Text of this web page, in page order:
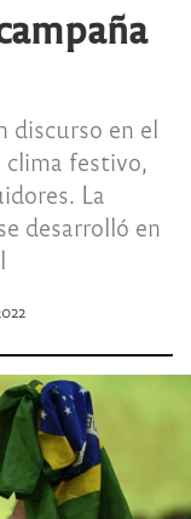
discurso en el
festivo,
La
desarrolló en